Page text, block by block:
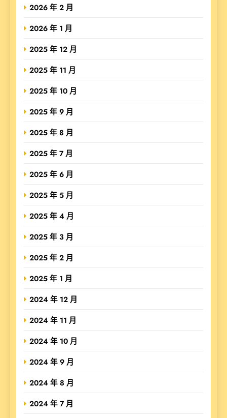
2026 年 2 月
2026 年 1 月
2025 年 12 月
2025 年 11 月
2025 年 10 月
2025 年 9 月
2025 年 8 月
2025 年 7 月
2025 年 6 月
2025 年 5 月
2025 年 4 月
2025 年 3 月
2025 年 2 月
2025 年 1 月
2024 年 12 月
2024 年 11 月
2024 年 10 月
2024 年 9 月
2024 年 8 月
2024 年 7 月